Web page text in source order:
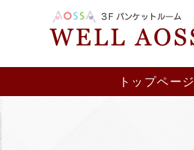
トップページ